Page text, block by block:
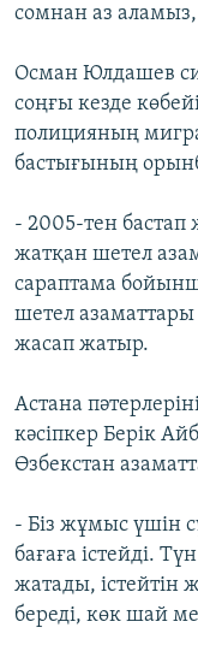
сомнан аз
Осман Юлдашев
соңғы кезде
полицияның
бастығының
- 2005-тен бастап
жатқан шетел
сараптама
шетел
жасап жатыр.
Астана
кәсіпкер Берік
Өзбекстан
- Біз жұмыс үшін
бағаға істейді.
жатады, істейтін
береді, көк шай